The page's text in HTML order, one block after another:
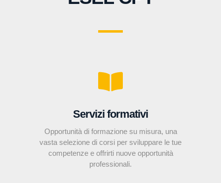
Servizi formativi
Opportunità di formazione su misura, una
vasta selezione di corsi per sviluppare le tue
competenze e offrirti nuove opportunità
professionali.